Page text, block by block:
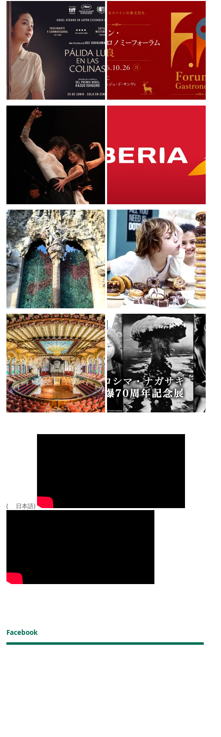
( 日本語)
Facebook